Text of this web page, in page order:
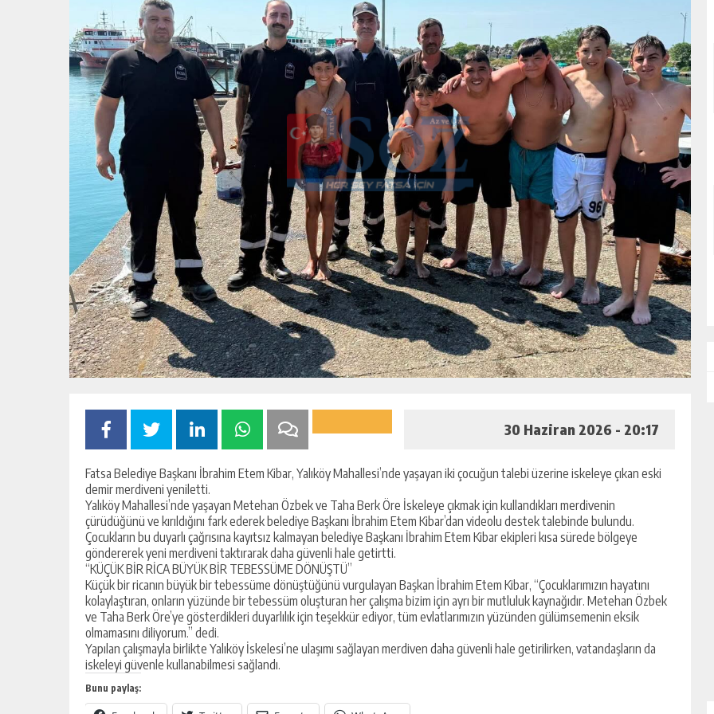
30 Haziran 2026 - 20:17
Fatsa Belediye Başkanı İbrahim Etem Kibar, Yalıköy Mahallesi’nde yaşayan iki çocuğun talebi üzerine iskeleye çıkan eski
demir merdiveni yeniletti.
Yalıköy Mahallesi’nde yaşayan Metehan Özbek ve Taha Berk Öre İskeleye çıkmak için kullandıkları merdivenin
çürüdüğünü ve kırıldığını fark ederek belediye Başkanı İbrahim Etem Kibar’dan videolu destek talebinde bulundu.
Çocukların bu duyarlı çağrısına kayıtsız kalmayan belediye Başkanı İbrahim Etem Kibar ekipleri kısa sürede bölgeye
göndererek yeni merdiveni taktırarak daha güvenli hale getirtti.
“KÜÇÜK BİR RİCA BÜYÜK BİR TEBESSÜME DÖNÜŞTÜ”
Küçük bir ricanın büyük bir tebessüme dönüştüğünü vurgulayan Başkan İbrahim Etem Kibar, “Çocuklarımızın hayatını
kolaylaştıran, onların yüzünde bir tebessüm oluşturan her çalışma bizim için ayrı bir mutluluk kaynağıdır. Metehan Özbek
ve Taha Berk Öre’ye gösterdikleri duyarlılık için teşekkür ediyor, tüm evlatlarımızın yüzünden gülümsemenin eksik
olmamasını diliyorum.” dedi.
Yapılan çalışmayla birlikte Yalıköy İskelesi’ne ulaşımı sağlayan merdiven daha güvenli hale getirilirken, vatandaşların da
iskeleyi güvenle kullanabilmesi sağlandı.
Bunu paylaş: